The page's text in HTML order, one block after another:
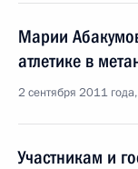
Марии
атлетике в
2 сентября 2011
Участникам и